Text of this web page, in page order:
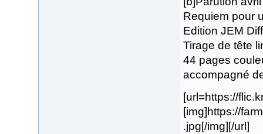
Requiem pour
Edition JEM
Tirage de tête
44 pages
accompagné
[url=https://
[img]https://
.jpg[/img][/url]